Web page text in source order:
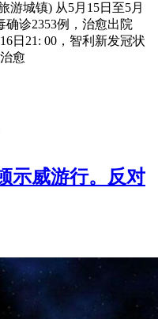
游城镇) 从5月15日至5月
确诊2353例，治愈出院
日21: 00，智利新发冠状
愈
示威游行。反对